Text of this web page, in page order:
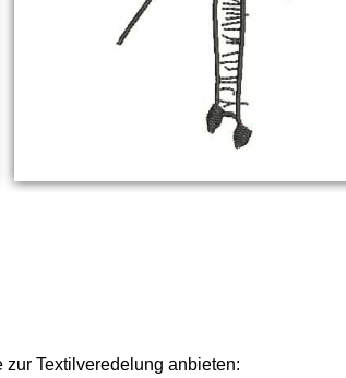
Textilveredelung anbieten: